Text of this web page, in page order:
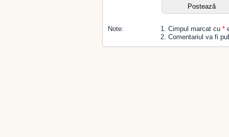
Note: 1. Cimpul marcat cu *
2. Comentariul va fi